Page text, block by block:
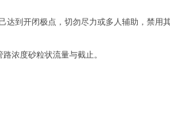
到开闭极点，切勿尽力或多人辅助，禁用其
浓度砂粒状流量与截止。